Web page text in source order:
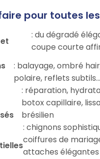
pour toutes
: du dégradé
coupe courte
: balayage, ombré
polaire, reflets subtils…
: réparation,
botox capillaire,
brésilien
: chignons
coiffures de
attaches élégantes